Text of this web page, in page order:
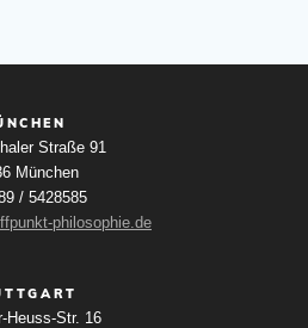
Straße 91
München
/ 5428585
philosophie.de
Heuss-Str. 16